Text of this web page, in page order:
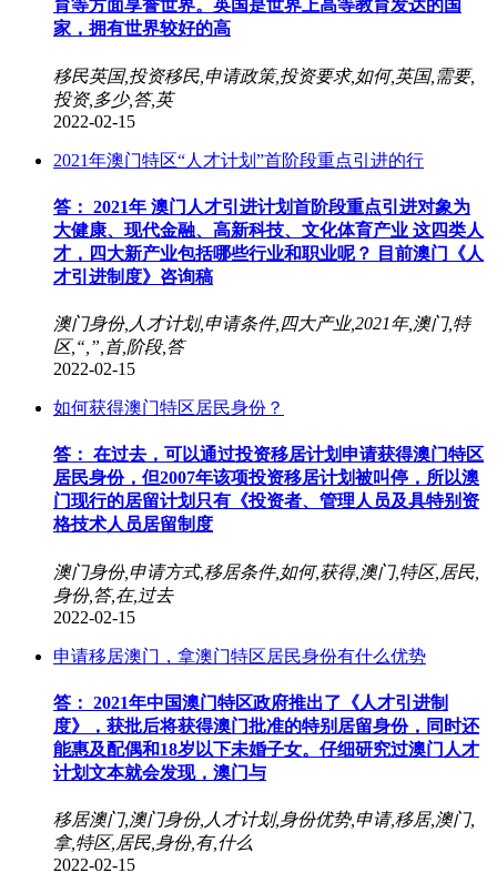
育等方面享誉世界。英国是世界上高等教育发达的国
家，拥有世界较好的高
移民英国,投资移民,申请政策,投资要求,如何,英国,需要,
投资,多少,答,英
2022-02-15
2021年澳门特区“人才计划”首阶段重点引进的行
答： 2021年 澳门人才引进计划首阶段重点引进对象为
大健康、现代金融、高新科技、文化体育产业 这四类人
才，四大新产业包括哪些行业和职业呢？ 目前澳门《人
才引进制度》咨询稿
澳门身份,人才计划,申请条件,四大产业,2021年,澳门,特
区,“,”,首,阶段,答
2022-02-15
如何获得澳门特区居民身份？
答： 在过去，可以通过投资移居计划申请获得澳门特区
居民身份，但2007年该项投资移居计划被叫停，所以澳
门现行的居留计划只有《投资者、管理人员及具特别资
格技术人员居留制度
澳门身份,申请方式,移居条件,如何,获得,澳门,特区,居民,
身份,答,在,过去
2022-02-15
申请移居澳门，拿澳门特区居民身份有什么优势
答： 2021年中国澳门特区政府推出了《人才引进制
度》，获批后将获得澳门批准的特别居留身份，同时还
能惠及配偶和18岁以下未婚子女。仔细研究过澳门人才
计划文本就会发现，澳门与
移居澳门,澳门身份,人才计划,身份优势,申请,移居,澳门,
拿,特区,居民,身份,有,什么
2022-02-15